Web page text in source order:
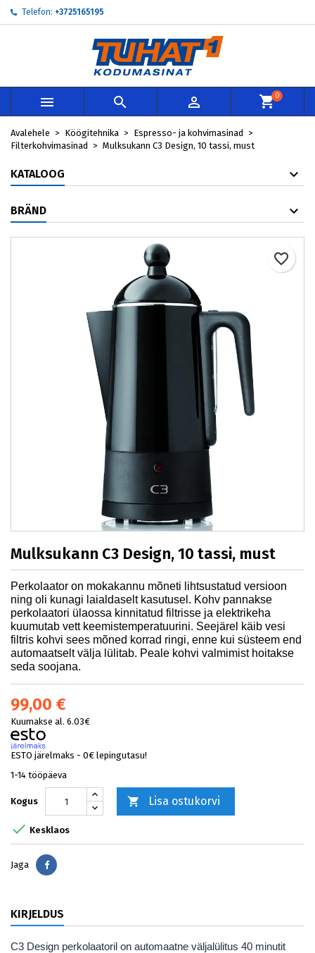
Telefon: +3725165195
   0
Avalehele Köögitehnika
Espresso- ja kohvimasinad
Filterkohvimasinad
Mulksukann C3 Design, 10 tassi, must
KATALOOG
BRÄND
Mulksukann C3 Design, 10 tassi, must
Perkolaator on mokakannu mõneti lihtsustatud versioon
ning oli kunagi laialdaselt kasutusel. Kohv pannakse
perkolaatori ülaossa kinnitatud filtrisse ja elektrikeha
kuumutab vett keemistemperatuurini. Seejärel käib vesi
filtris kohvi sees mõned korrad ringi, enne kui süsteem end
automaatselt välja lülitab. Peale kohvi valmimist hoitakse
seda soojana.
99,00 €
Kuumakse al. 6.03€
ESTO järelmaks - 0€ lepingutasu!
1-14 tööpäeva
Kogus  Lisa ostukorvi
favorite_border
 Kesklaos
Jaga Jaga
KIRJELDUS
C3 Design perkolaatoril on automaatne väljalülitus 40 minutit
My wishlists ×
Create new list
Loo soovinimekiri ×
Soovinimekirja nimi
Loobu Loo soovinimekiri
Sisene ×
Te peate olema sisselogitud, et tooteid soovinimekirja